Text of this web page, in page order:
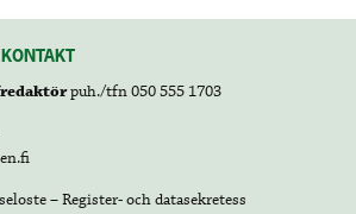
puh./tfn 050 555 1703
– Register- och datasekretess